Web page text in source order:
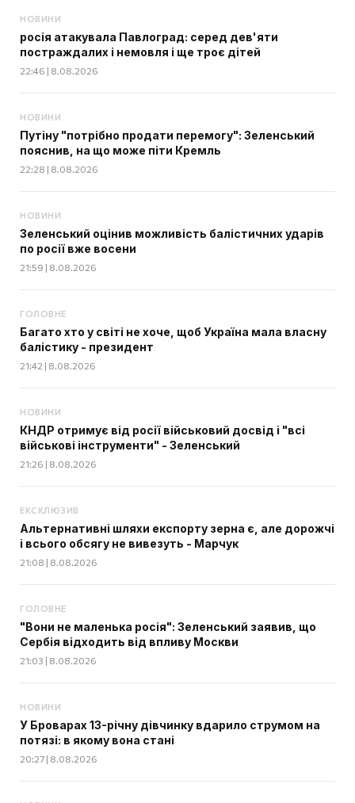
НОВИНИ
росія атакувала Павлоград: серед дев'яти
постраждалих і немовля і ще троє дітей
22:46 | 8.08.2026
НОВИНИ
Путіну "потрібно продати перемогу": Зеленський
пояснив, на що може піти Кремль
22:28 | 8.08.2026
НОВИНИ
Зеленський оцінив можливість балістичних ударів
по росії вже восени
21:59 | 8.08.2026
ГОЛОВНЕ
Багато хто у світі не хоче, щоб Україна мала власну
балістику - президент
21:42 | 8.08.2026
НОВИНИ
КНДР отримує від росії військовий досвід і "всі
військові інструменти" - Зеленський
21:26 | 8.08.2026
ЕКСКЛЮЗИВ
Альтернативні шляхи експорту зерна є, але дорожчі
і всього обсягу не вивезуть - Марчук
21:08 | 8.08.2026
ГОЛОВНЕ
"Вони не маленька росія": Зеленський заявив, що
Сербія відходить від впливу Москви
21:03 | 8.08.2026
НОВИНИ
У Броварах 13-річну дівчинку вдарило струмом на
потязі: в якому вона стані
20:27 | 8.08.2026